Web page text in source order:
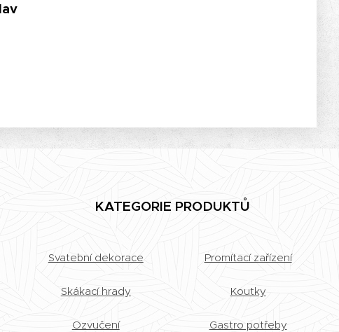
KATEGORIE PRODUKTŮ
Svatební dekorace
Skákací hrady
Ozvučení
Promítací zařízení
Koutky
Gastro potřeby